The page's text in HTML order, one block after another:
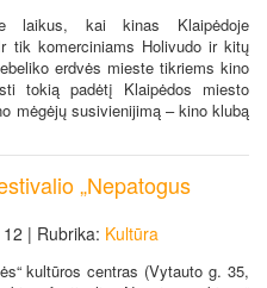
laikus, kai kinas Klaipėdoje
tik komerciniams Holivudo ir kitų
erdvės mieste tikriems kino
tokią padėtį Klaipėdos miesto
mėgėjų susivienijimą – kino klubą
„Nepatogus
| Rubrika: Kultūra
kultūros centras (Vytauto g. 35,